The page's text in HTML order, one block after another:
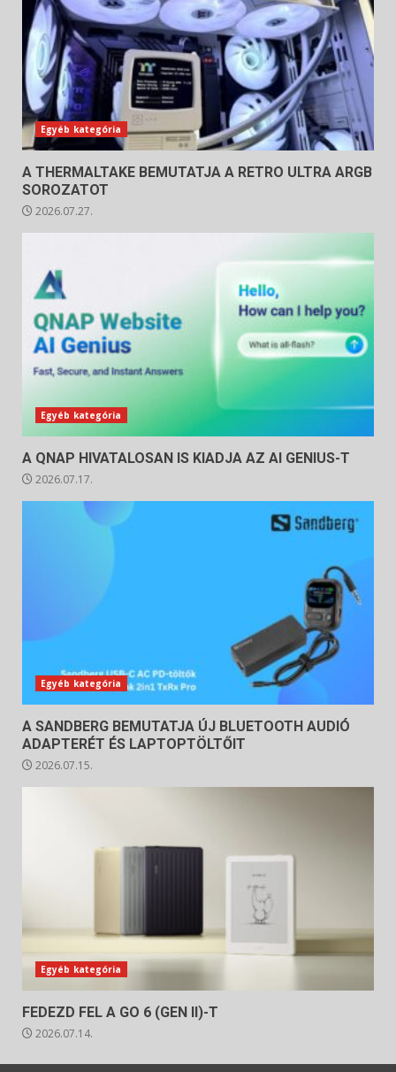
Egyéb kategória
A THERMALTAKE BEMUTATJA A RETRO ULTRA ARGB
SOROZATOT
2026.07.27.
Egyéb kategória
A QNAP HIVATALOSAN IS KIADJA AZ AI GENIUS-T
2026.07.17.
Egyéb kategória
A SANDBERG BEMUTATJA ÚJ BLUETOOTH AUDIÓ
ADAPTERÉT ÉS LAPTOPTÖLTŐIT
2026.07.15.
Egyéb kategória
FEDEZD FEL A GO 6 (GEN II)-T
2026.07.14.